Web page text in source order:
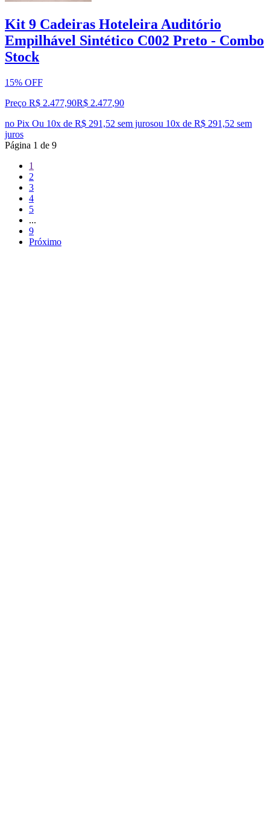
Kit 9 Cadeiras Hoteleira Auditório
Empilhável Sintético C002 Preto - Combo
Stock
15% OFF
Preço R$ 2.477,90R$ 2.477,90
no Pix Ou 10x de R$ 291,52 sem jurosou 10x de R$ 291,52 sem
juros
Página 1 de 9
1
2
3
4
5
...
9
Próximo